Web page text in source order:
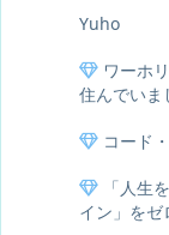
Yuho
ワーホ
住んでいま
コード
「人生
イン」をゼ